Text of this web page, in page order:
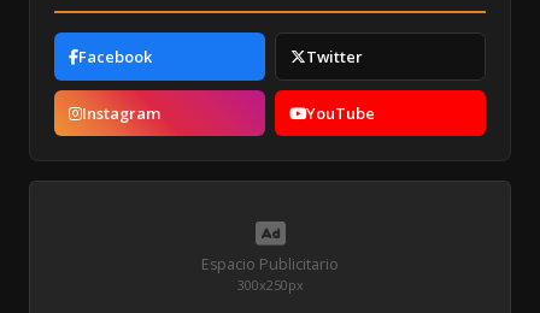
Facebook Twitter
Instagram YouTube
Espacio Publicitario
300x250px